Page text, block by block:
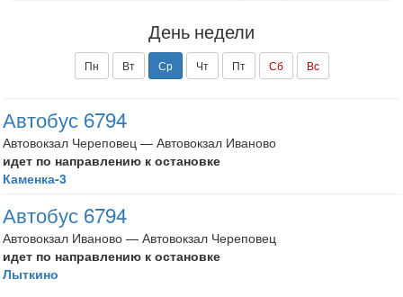
День недели
Пн Вт Ср Чт Пт Сб Вс
Автобус 6794
Автовокзал Череповец — Автовокзал Иваново
идет по направлению к остановке
Каменка-3
Автобус 6794
Автовокзал Иваново — Автовокзал Череповец
идет по направлению к остановке
Лыткино